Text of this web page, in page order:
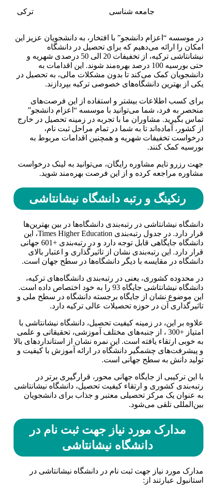
جامعه شناسی ترکی
در موسسه “اعزام دانشجو” با افتخار، به دانشجویان عزیز این
امکان را ارائه می‌دهیم که برای تحصیل در دانشگاه
نیشانتاشی ترکیه، از تخفیفات 20 الی 50 درصدی شهریه و
حتی بورسیه 100 درصد بهره‌مند شوند. این اقدامات به
دانشجویان کمک می‌کند تا بدون مشکلات مالی، به تحصیل در
یکی از بهترین دانشگاه‌های خصوصی ترکیه بپردازند.
برای کسب اطلاعات بیشتر و استفاده از این فرصت‌های
منحصر به فرد، شما می‌توانید با موسسه “اعزام دانشجو”
تماس بگیرید. مشاوران ما با تجربه در زمینه تحصیل در خارج
از کشور، آماده‌اند تا به شما در تمام مراحل ثبت نام،
درخواست تخفیفات شهریه و همچنین اقدامات مربوط به
بورسیه کمک کنند.
جهت رزرو تایم مشاوره رایگان، می‌توانید به لینک درخواست
مشاوره مراجعه کرده و از این فرصت بهره‌مند شوید.
رنکینگ و رتبه دانشگاه نیشانتاشی
دانشگاه نیشانتاشی در رتبه‌بندی دانشگاه‌ها در بین بهترین‌ها
قرار دارد. در جدول رتبه‌بندی Times Higher Education، این
دانشگاه جایگاهی قابل توجه دارد و در رتبه‌بندی +601 جهانی
قرار دارد. این رتبه‌بندی نشان از تاثیرگذاری و اعتبار بالای
دانشگاه در مقایسه با دیگر دانشگاه‌ها در سطح جهان است.
در محدوده کشوری، یعنی در رتبه‌بندی دانشگاه‌های ترکیه،
دانشگاه نیشانتاشی جایگاه 93 را به خود اختصاص داده است.
این موضوع نشان از جایگاه برجسته دانشگاه در سطح ملی و
تاثیرگذاری آن در حوزه تحصیلات عالی ترکیه دارد.
علاوه بر این، در زمینه کیفیت تحصیل، دانشگاه نیشانتاشی با
امتیاز +300 ، از جنبه‌های مختلف آموزشی، تحقیقاتی و علمی
به خوبی ارتقاء یافته است. این نمره نشان از استانداردهای بالا
و پیشرفت‌های چشمگیر دانشگاه در ارائه آموزش با کیفیت و
تولید دانش به سطح جهانی است.
با این ترکیبی از جایگاه جهانی محور، قرارگیری برتر در
رتبه‌بندی کشوری و ارتقاء کیفیت تحصیل، دانشگاه نیشانتاشی
به عنوان یک مرکز تحصیلی معتبر و جذاب برای دانشجویان
بین‌المللی تلقی می‌شود.
مدارک مورد نیاز جهت ثبت نام در
دانشگاه نیشانتاشی
مدارک مورد نیاز جهت ثبت نام در دانشگاه نیشانتاشی در
استانبول عبارتند از: